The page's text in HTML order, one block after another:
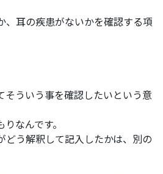
、耳の疾患がないかを確認する項
そういう事を確認したいという意
なんです。
どう解釈して記入したかは、別の